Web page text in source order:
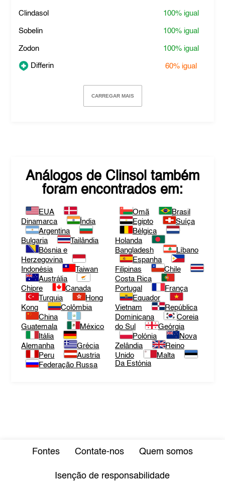
Clindasol 100% igual
Sobelin 100% igual
Zodon 100% igual
Differin 60% igual
CARREGAR MAIS
Análogos de Clinsol também
foram encontrados em:
EUA
Dinamarca
Índia
Argentina
Bulgaria
Tailândia
Bósnia e
Herzegovina
Indonésia
Taiwan
Austrália
Chipre
Canada
Turquia
Hong
Kong
Colômbia
China
Guatemala
México
Itália
Alemanha
Grécia
Peru
Austria
Federação Russa
Omã
Brasil
Egipto
Suíça
Bélgica
Holanda
Bangladesh
Líbano
Espanha
Filipinas
Chile
Costa Rica
Portugal
França
Equador
Vietnam
República
Dominicana
Coreia
do Sul
Geórgia
Polónia
Nova
Zelândia
Reino
Unido
Malta
Da Estónia
Fontes Contate-nos Quem somos
Isenção de responsabilidade